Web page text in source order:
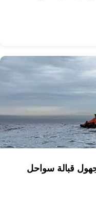
قبالة سواحل